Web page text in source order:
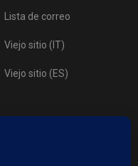
Lista de correo
Viejo sitio (IT)
Viejo sitio (ES)